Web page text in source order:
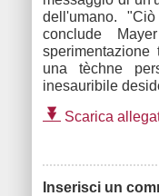
dell'umano.
conclude
una tèchne
inesauribile
Scarica
Inserisci un